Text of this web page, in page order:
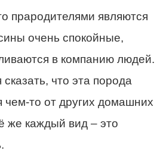
прародителями являются
очень спокойные,
в компанию людей.
что эта порода
чем-то от других домашних
же каждый вид – это